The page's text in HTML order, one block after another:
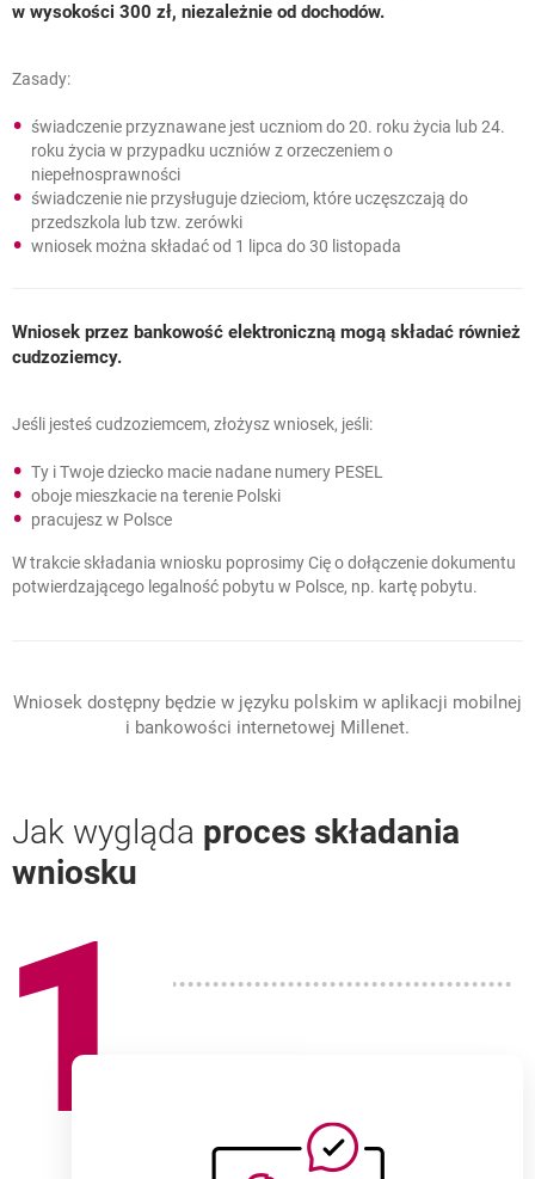
w wysokości 300 zł, niezależnie od dochodów.
Zasady:
świadczenie przyznawane jest uczniom do 20. roku życia lub 24.
roku życia w przypadku uczniów z orzeczeniem o
niepełnosprawności
świadczenie nie przysługuje dzieciom, które uczęszczają do
przedszkola lub tzw. zerówki
wniosek można składać od 1 lipca do 30 listopada
Wniosek przez bankowość elektroniczną mogą składać również
cudzoziemcy.
Jeśli jesteś cudzoziemcem, złożysz wniosek, jeśli:
Ty i Twoje dziecko macie nadane numery PESEL
oboje mieszkacie na terenie Polski
pracujesz w Polsce
W trakcie składania wniosku poprosimy Cię o dołączenie dokumentu
potwierdzającego legalność pobytu w Polsce, np. kartę pobytu.
Wniosek dostępny będzie w języku polskim w aplikacji mobilnej
i bankowości internetowej Millenet.
Jak wygląda proces składania
wniosku
1